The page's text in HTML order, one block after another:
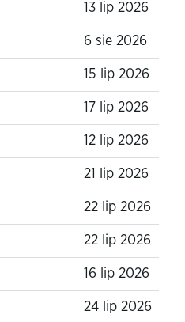
13 lip 2026
6 sie 2026
15 lip 2026
17 lip 2026
12 lip 2026
21 lip 2026
22 lip 2026
22 lip 2026
16 lip 2026
24 lip 2026